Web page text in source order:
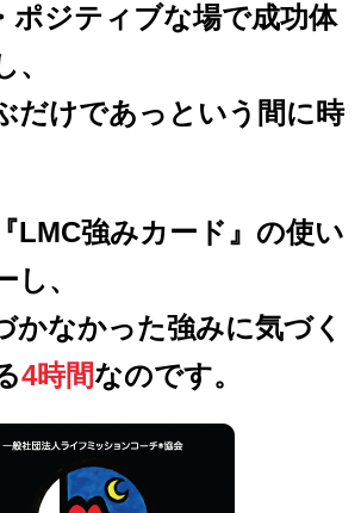
ポジティブな場で成功体
、
だけであっという間に時
LMC強みカード』の使い
し、
かなかった強みに気づく
4時間なのです。